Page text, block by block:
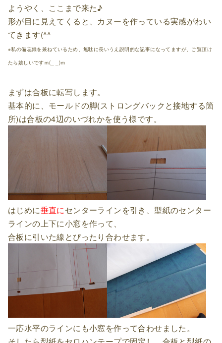
ようやく、ここまで来た♪
形が目に見えてくると、カヌーを作っている実感がわい
てきます(^^
※私の備忘録を兼ねているため、無駄に長いうえ説明的な記事になってますが、ご覧頂け
たら嬉しいですｍ(_ _)ｍ
まずは合板に転写します。
基本的に、モールドの脚(ストロングバックと接地する箇
所)は合板の4辺のいづれかを使う様です。
はじめに垂直にセンターラインを引き、型紙のセンター
ラインの上下に小窓を作って、
合板に引いた線とぴったり合わせます。
一応水平のラインにも小窓を作って合わせました。